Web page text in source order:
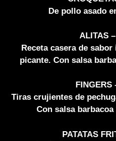
De pollo asado
ALITAS
Receta casera de
picante. Con salsa
FINGERS
Tiras crujientes de
Con salsa
PATATAS